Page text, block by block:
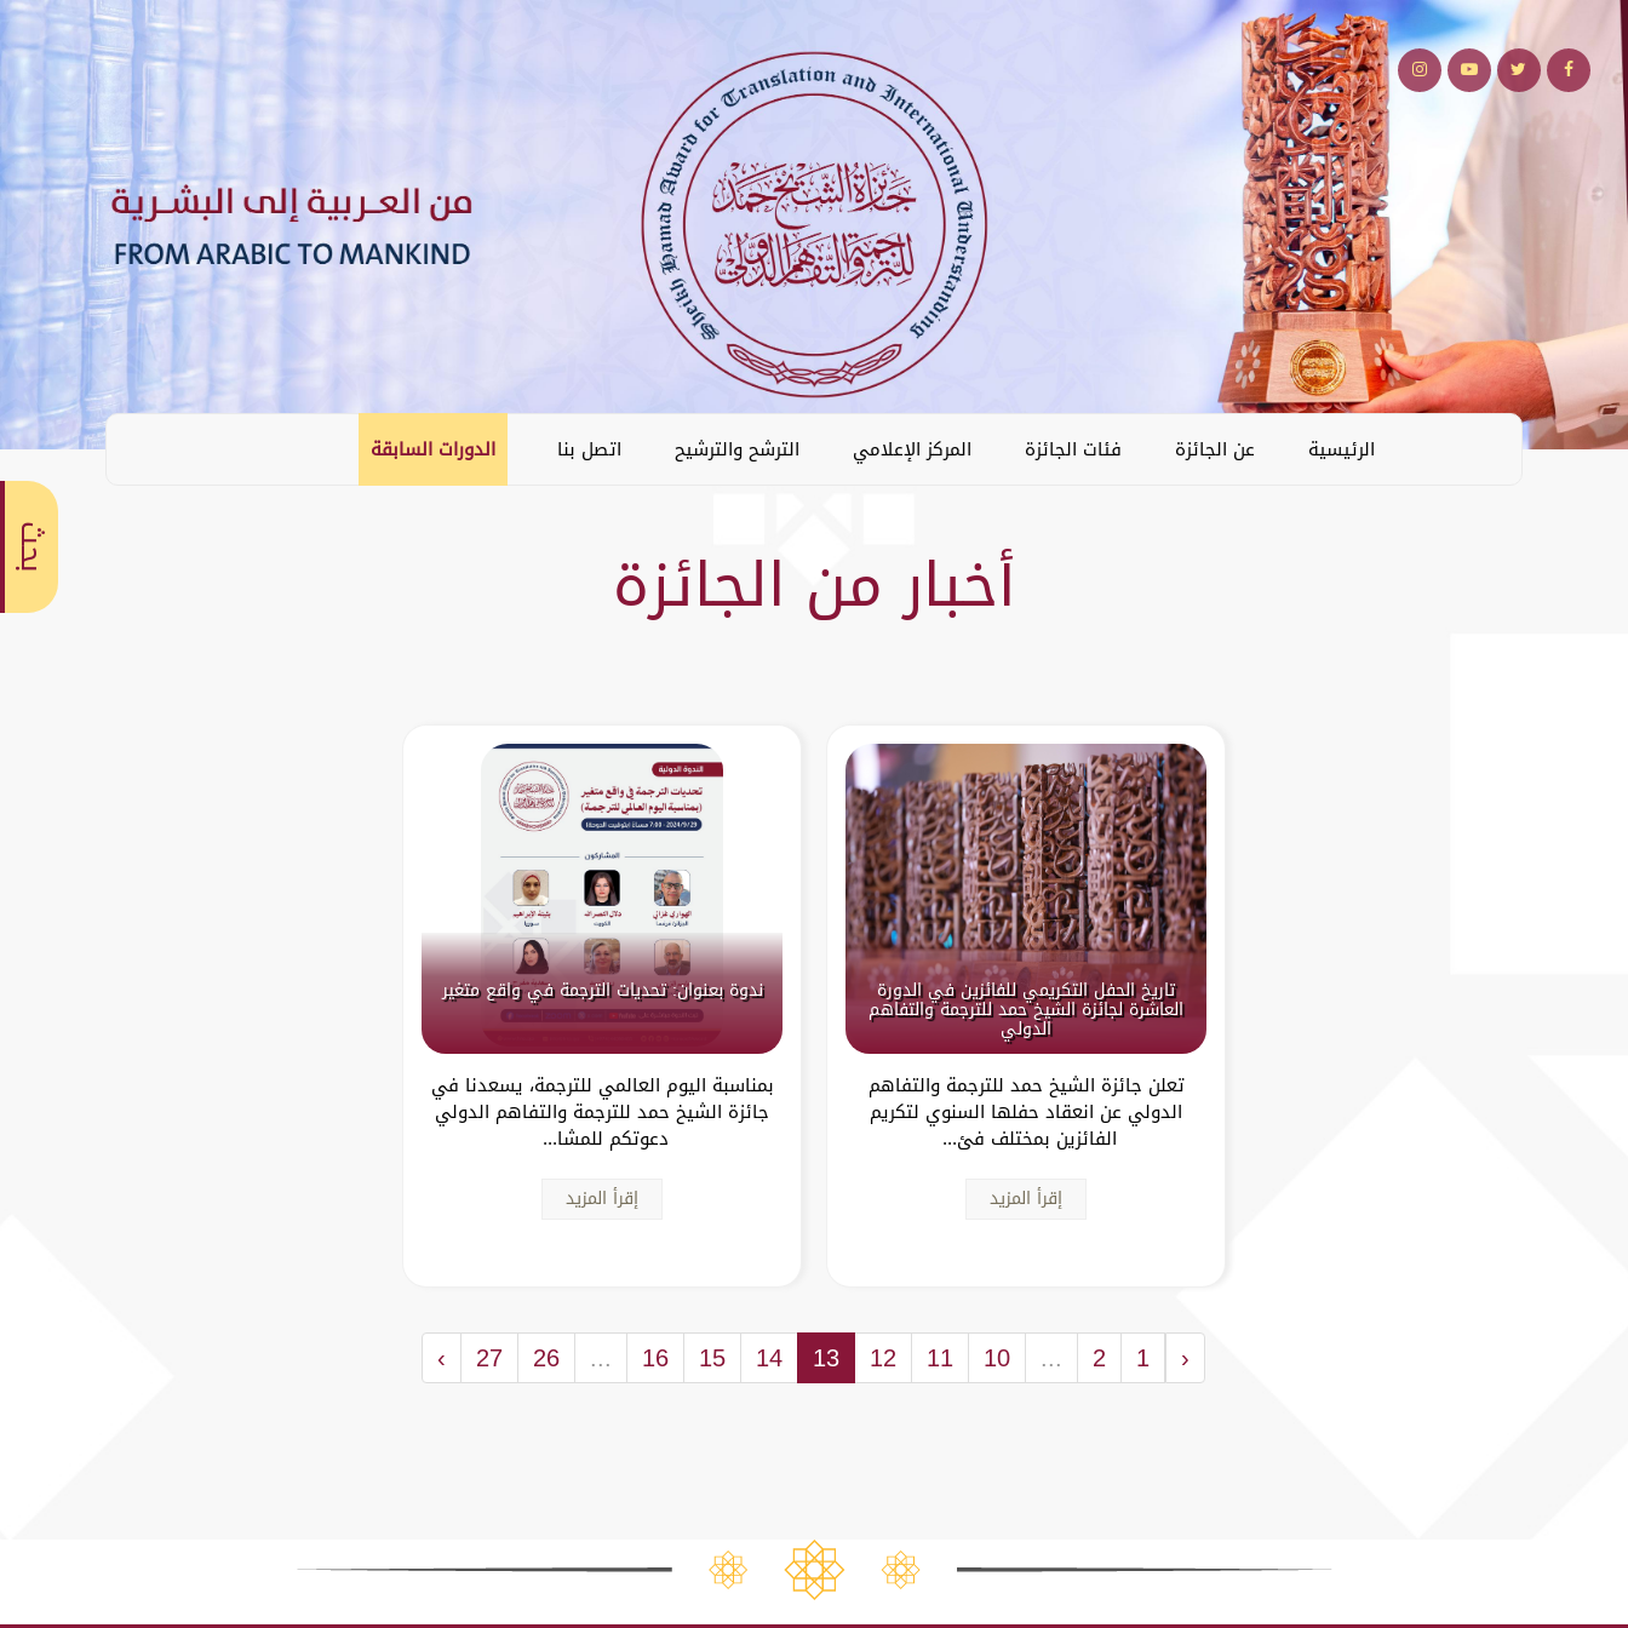
الرئيسية عن الجائزة فئات الجائزة المركز الإعلامي الترشح والترشيح اتصل بنا الدورات السابقة
أخبار من الجائزة
تاريخ الحفل التكريمي للفائزين في الدورة
العاشرة لجائزة الشيخ حمد للترجمة والتفاهم
الدولي
تعلن جائزة الشيخ حمد للترجمة والتفاهم
الدولي عن انعقاد حفلها السنوي لتكريم
الفائزين بمختلف فئ...
إقرأ المزيد
ندوة بعنوان: تحديات الترجمة في واقع متغير
بمناسبة اليوم العالمي للترجمة، يسعدنا في
جائزة الشيخ حمد للترجمة والتفاهم الدولي
دعوتكم للمشا...
إقرأ المزيد
‹
1
2
...
10
11
12
13
14
15
16
...
26
27
›
بحث